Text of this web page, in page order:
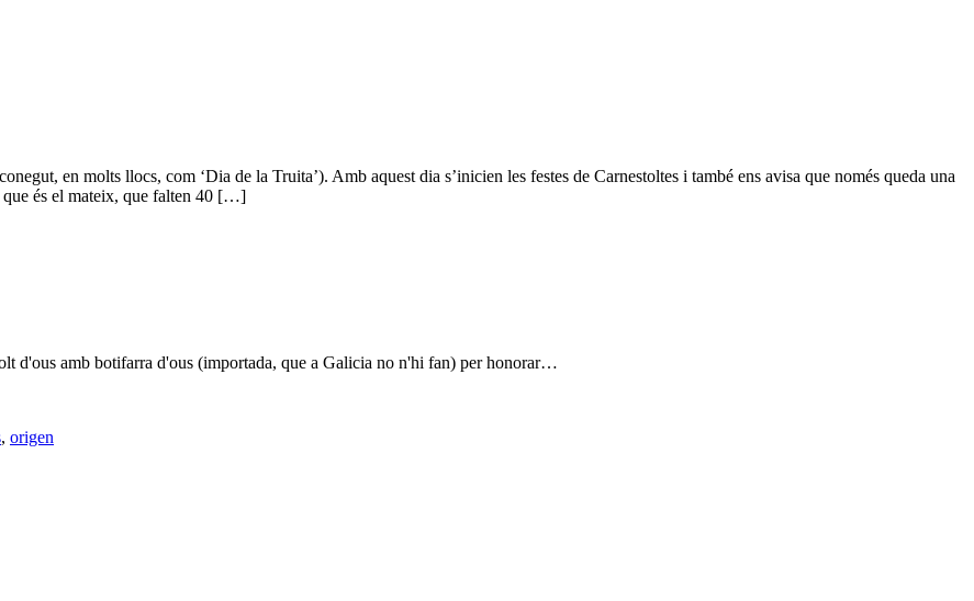
en molts llocs, com ‘Dia de la Truita’). Amb aquest dia s’inicien les festes de Carnestoltes i també ens avisa que només queda una
que és el mateix, que falten 40 […]
d'ous amb botifarra d'ous (importada, que a Galicia no n'hi fan) per honorar…
, origen